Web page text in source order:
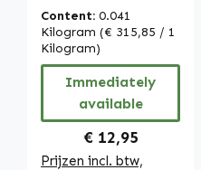
tabletten -
gemakkelijk te
slikken - voor
energie, huid,
zicht en meer -
hoge dosering |
Warnke
Vitalstoffe
Content: 0.041
Kilogram (€ 315,85 / 1
Kilogram)
Immediately
available
Regular price:
€ 12,95
Prijzen incl. btw,